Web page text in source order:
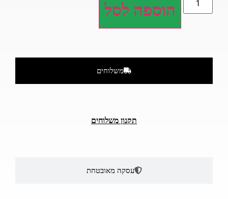
הוספה לסל
משלוחים
עסקה מאובטחת
תקנון משלוחים